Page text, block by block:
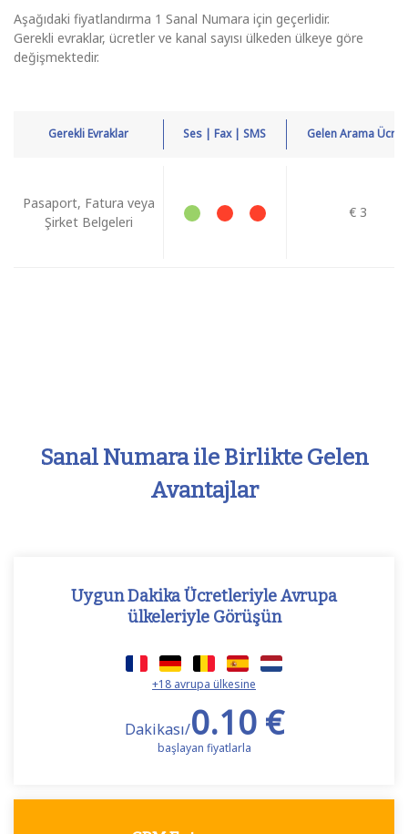
Aşağıdaki fiyatlandırma 1 Sanal Numara için geçerlidir.
Gerekli evraklar, ücretler ve kanal sayısı ülkeden ülkeye göre
değişmektedir.
Gerekli Evraklar Ses | Fax | SMS Gelen Arama Ücreti
Pasaport, Fatura veya
Şirket Belgeleri
€ 3
Sanal Numara ile Birlikte Gelen
Avantajlar
Uygun Dakika Ücretleriyle Avrupa
ülkeleriyle Görüşün
+18 avrupa ülkesine
Dakikası/0.10 €
başlayan fiyatlarla